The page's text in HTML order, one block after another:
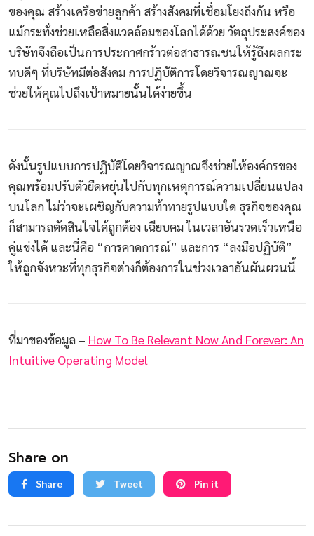
ของคุณ สร้างเครือข่ายลูกค้า สร้างสังคมที่เชื่อมโยงถึงกัน หรือ
แม้กระทั่งช่วยเหลือสิ่งแวดล้อมของโลกได้ด้วย วัตถุประสงค์ของ
บริษัทจึงถือเป็นการประกาศกร้าวต่อสาธารณชนให้รู้ถึงผลกระ
ทบดีๆ ที่บริษัทมีต่อสังคม การปฏิบัติการโดยวิจารณญาณจะ
ช่วยให้คุณไปถึงเป้าหมายนั้นได้ง่ายขึ้น
ดังนั้นรูปแบบการปฏิบัติโดยวิจารณญาณจึงช่วยให้องค์กรของ
คุณพร้อมปรับตัวยืดหยุ่นไปกับทุกเหตุการณ์ความเปลี่ยนแปลง
บนโลก ไม่ว่าจะเผชิญกับความท้าทายรูปแบบใด ธุรกิจของคุณ
ก็สามารถตัดสินใจได้ถูกต้อง เฉียบคม ในเวลาอันรวดเร็วเหนือ
คู่แข่งได้ และนี่คือ “การคาดการณ์” และการ “ลงมือปฏิบัติ”
ให้ถูกจังหวะที่ทุกธุรกิจต่างก็ต้องการในช่วงเวลาอันผันผวนนี้
ที่มาของข้อมูล – How To Be Relevant Now And Forever: An
Intuitive Operating Model
Share on
Share Tweet Pin it